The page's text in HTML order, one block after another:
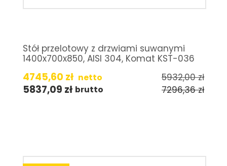
Stół przelotowy z drzwiami suwanymi
1400x700x850, AISI 304, Komat KST-036
4745,60 zł netto 5932,00zł
5837,09 zł brutto 7296,36zł